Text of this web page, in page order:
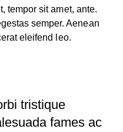
tempor sit amet, ante.
semper. Aenean
eleifend leo.
tristique
fames ac